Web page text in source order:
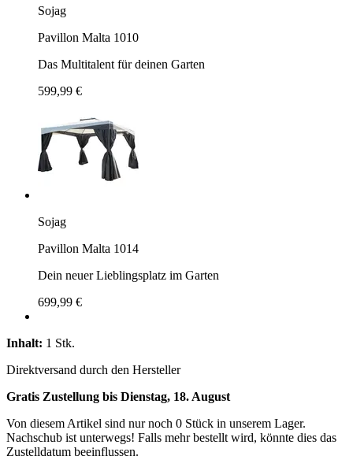
Sojag
Pavillon Malta 1010
Das Multitalent für deinen Garten
599,99 €
Sojag
Pavillon Malta 1014
Dein neuer Lieblingsplatz im Garten
699,99 €
Inhalt: 1 Stk.
Direktversand durch den Hersteller
Gratis Zustellung bis Dienstag, 18. August
Von diesem Artikel sind nur noch 0 Stück in unserem Lager.
Nachschub ist unterwegs! Falls mehr bestellt wird, könnte dies das
Zustelldatum beeinflussen.